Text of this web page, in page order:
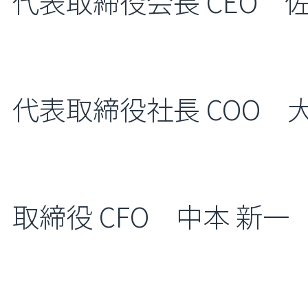
代表取締役社長 COO
取締役 CFO 中本 新一